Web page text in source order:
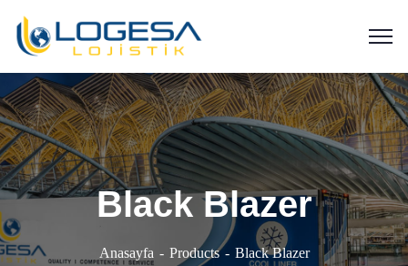
Black Blazer
Anasayfa Products Black Blazer